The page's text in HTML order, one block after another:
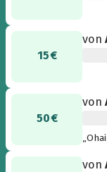
15 €
von
50 €
von
von